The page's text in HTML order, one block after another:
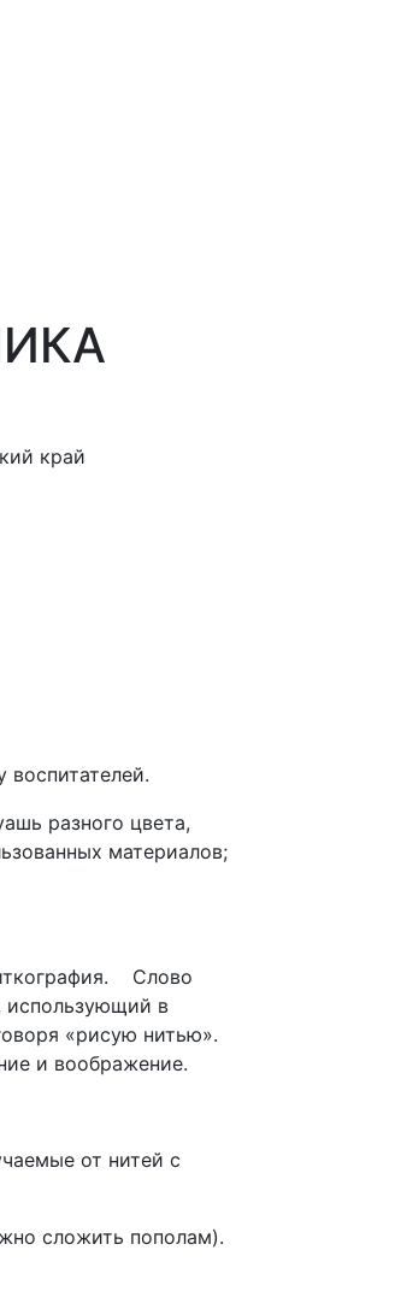
край
разного цвета,
материалов;
Слово
использующий в
«рисую нитью».
и воображение.
от нитей с
сложить пополам).